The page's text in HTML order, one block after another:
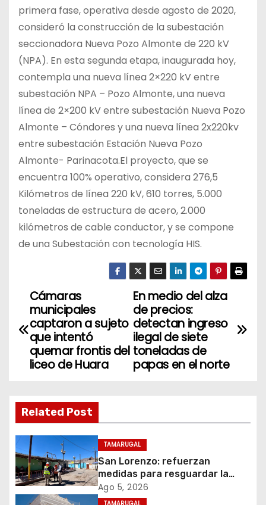
primera fase, operativa desde agosto de 2020,
consideró la construcción de la subestación
seccionadora Nueva Pozo Almonte de 220 kV
(NPA). En esta segunda etapa, inaugurada hoy,
contempla una nueva línea 2×220 kV entre
subestación NPA – Pozo Almonte, una nueva
línea de 2×200 kV entre subestación Nueva Pozo
Almonte – Cóndores y una nueva línea 2x220kv
entre subestación Estación Nueva Pozo
Almonte- Parinacota.El proyecto, que se
encuentra 100% operativo, considera 276,5
Kilómetros de línea 220 kV, 610 torres, 5.000
toneladas de estructura de acero, 2.000
kilómetros de cable conductor, y se compone
de una Subestación con tecnología HIS.
N
a
g
a
c
i
En medio del alza
de precios:
detectan ingreso
ilegal de siete
toneladas de
papas en el norte
Cámaras
municipales
captaron a sujeto
que intentó
quemar frontis del
liceo de Huara
Related Post
TAMARUGAL
San Lorenzo: refuerzan
medidas para resguardar la
seguridad del suministro
eléctrico durante la festividad
Ago 5, 2026